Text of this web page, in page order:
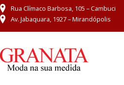
Rua Clímaco Barbosa, 105 – Cambuci
Av. Jabaquara, 1927 – Mirandópolis